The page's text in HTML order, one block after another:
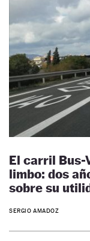
El carril Bus-
limbo: dos
sobre su
SERGIO AMADOZ